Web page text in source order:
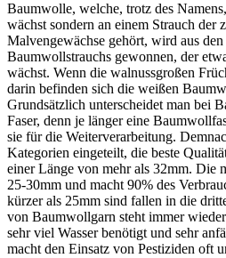
Baumwolle, welche, trotz des
wächst sondern an einem Strauch der
Malvengewächse gehört, wird aus
Baumwollstrauchs gewonnen, der
wächst. Wenn die walnussgroßen
darin befinden sich die weißen
Grundsätzlich unterscheidet man bei
Faser, denn je länger eine
sie für die Weiterverarbeitung.
Kategorien eingeteilt, die beste
einer Länge von mehr als 32mm. Die
25-30mm und macht 90% des
kürzer als 25mm sind fallen in die
von Baumwollgarn steht immer
sehr viel Wasser benötigt und sehr
macht den Einsatz von Pestiziden oft